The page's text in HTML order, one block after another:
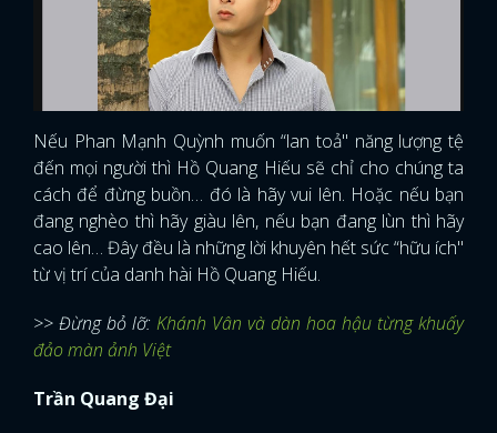
Nếu Phan Mạnh Quỳnh muốn “lan toả" năng lượng tệ
đến mọi người thì Hồ Quang Hiếu sẽ chỉ cho chúng ta
cách để đừng buồn… đó là hãy vui lên. Hoặc nếu bạn
đang nghèo thì hãy giàu lên, nếu bạn đang lùn thì hãy
cao lên… Đây đều là những lời khuyên hết sức “hữu ích"
từ vị trí của danh hài Hồ Quang Hiếu.
>> Đừng bỏ lỡ: Khánh Vân và dàn hoa hậu từng khuấy
đảo màn ảnh Việt
Trần Quang Đại